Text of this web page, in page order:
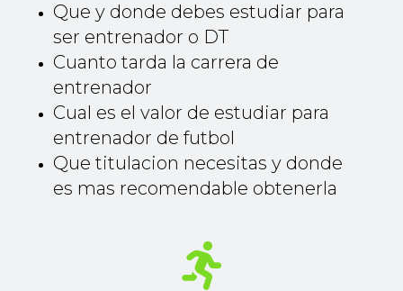
Que y donde debes estudiar para
ser entrenador o DT
Cuanto tarda la carrera de
entrenador
Cual es el valor de estudiar para
entrenador de futbol
Que titulacion necesitas y donde
es mas recomendable obtenerla
